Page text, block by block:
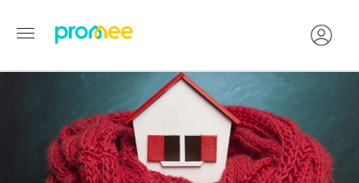
Aller
contenu
principal